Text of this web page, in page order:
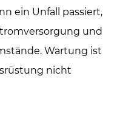
ein Unfall passiert,
und
Wartung ist
nicht